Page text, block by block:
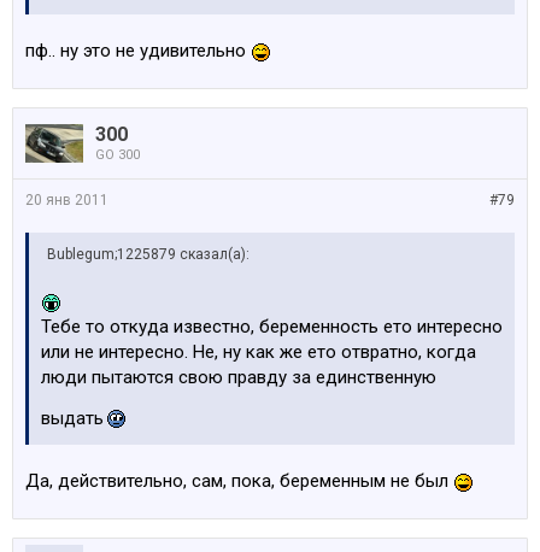
пф.. ну это не удивительно
300
GO 300
#79
20 янв 2011
Bublegum;1225879 сказал(а):
Тебе то откуда известно, беременность ето интересно
или не интересно. Не, ну как же ето отвратно, когда
люди пытаются свою правду за единственную
выдать
Да, действительно, сам, пока, беременным не был